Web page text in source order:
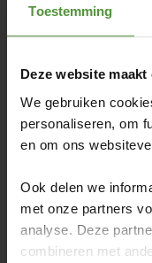
Toestemming
Deze website
We gebruiken
personaliseren, om
en om ons
Ook delen we
met onze partners
analyse. Deze
combineren met
Klantenservice
Retourneren & Service
Veilig
Verzending &
FAQ
Online veilig betalen